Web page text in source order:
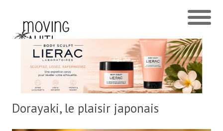
Dorayaki, le plaisir japonais